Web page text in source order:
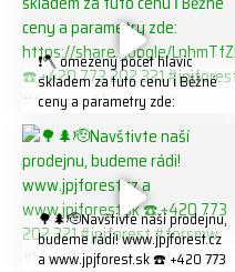
❗️🪓 omezený počet hlavic
skladem za tuto cenu ℹ️ Běžné
ceny a parametry zde:
K8W5t7i6o ☎️ +420 773 202
321 #jpjforest #forsmw
#firewood #
🌳🌲🫡Navštivte naší prodejnu,
budeme rádi! www.jpjforest.cz
a www.jpjforest.sk ☎️ +420 773